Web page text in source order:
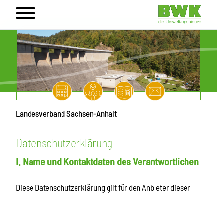
Landesverband Sachsen-Anhalt
Datenschutzerklärung
I. Name und Kontaktdaten des Verantwortlichen
Diese Datenschutzerklärung gilt für den Anbieter dieser